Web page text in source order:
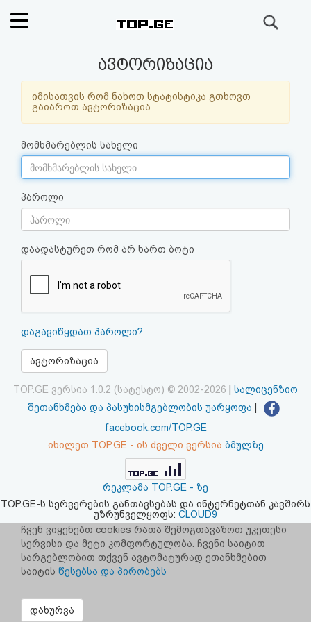
ფოსტა
კითხვა-
პასუხი
ავტორიზაცია
რეგისტრაცია
პაროლის
HTML
კოდი
შეთანხმება
პასუხისმგებლობის
უარყოფა
ავტორიზაცია
იმისათვის რომ ნახოთ სტატისტიკა გთხოვთ
გაიაროთ ავტორიზაცია
მომხმარებლის სახელი
პაროლი
დაადასტურეთ რომ არ ხართ ბოტი
დაგავიწყდათ პაროლი?
ავტორიზაცია
TOP.GE ვერსია 1.0.2 (სატესტო) © 2002-2026
სალიცენზიო
შეთანხმება და პასუხისმგებლობის უარყოფა
facebook.com/TOP.GE
იხილეთ TOP.GE - ის ძველი ვერსია ბმულზე
რეკლამა TOP.GE - ზე
TOP.GE-ს სერვერების განთავსებას და ინტერნეტთან კავშირს
უზრუნველყოფს: CLOUD9
ჩვენ ვიყენებთ cookies რათა შემოგთავაზოთ უკეთესი
სერვისი და მეტი კომფორტულობა. ჩვენი საიტით
სარგებლობით თქვენ ავტომატურად ეთანხმებით
საიტის წესებსა და პირობებს
დახურვა